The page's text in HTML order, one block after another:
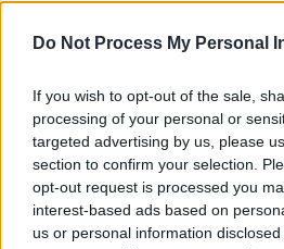
Do Not Process My Personal
If you wish to opt-out of the sale,
processing of your personal or
targeted advertising by us, please
section to confirm your selection.
opt-out request is processed you
interest-based ads based on
us or personal information
καταλήγοντας ότι αυτό
συμβούλιο “βλέπει”
ενοχής των
αδικήματα της
αλλά έκρινε πως “μόνο η
πράξεων δεν αρκεί για
κράτηση”.